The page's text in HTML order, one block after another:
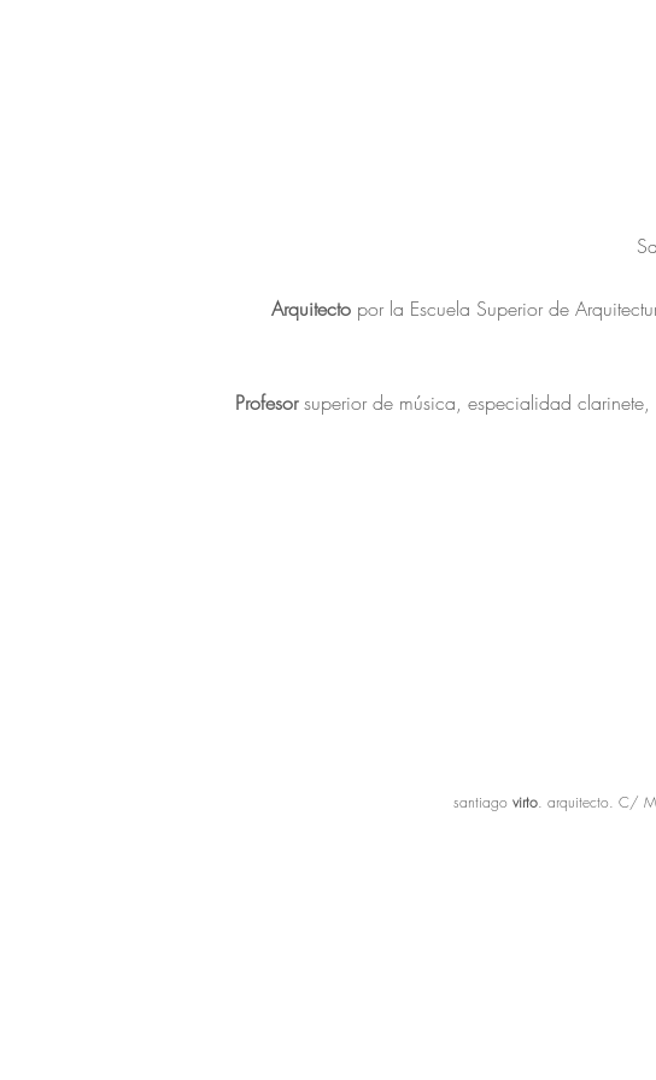
Arquitectopor la Escuela Superior de
Profesorsuperior de música, especialidad
santiago virto. arquitecto. C/